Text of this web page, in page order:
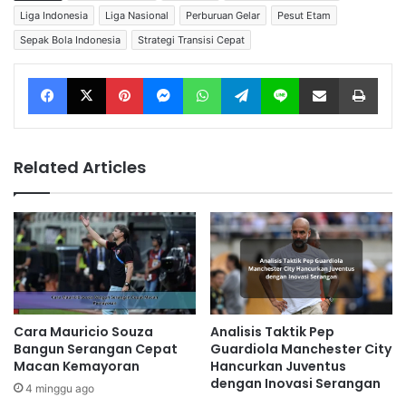
Liga Indonesia
Liga Nasional Perburuan Gelar
Pesut Etam
Sepak Bola Indonesia
Strategi Transisi Cepat
Facebook X Pinterest Messenger WhatsApp Telegram Line Share via Email
Related Articles
Cara Mauricio Souza
Bangun Serangan Cepat
Macan Kemayoran
4 minggu ago
Analisis Taktik Pep
Guardiola Manchester City
Hancurkan Juventus
dengan Inovasi Serangan